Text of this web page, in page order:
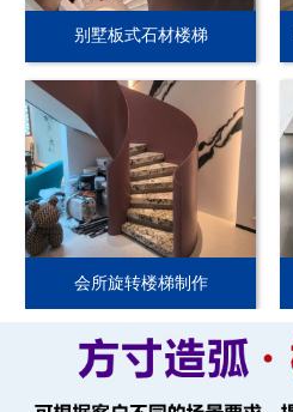
别墅板式石材楼梯
会所旋转楼梯制作